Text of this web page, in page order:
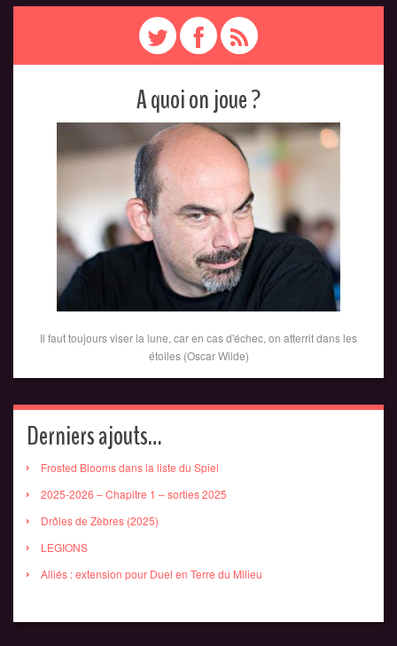
A quoi on joue ?
Il faut toujours viser la lune, car en cas d'échec, on atterrit dans les
étoiles (Oscar Wilde)
Derniers ajouts…
Frosted Blooms dans la liste du Spiel
2025-2026 – Chapitre 1 – sorties 2025
Drôles de Zèbres (2025)
LEGIONS
Alliés : extension pour Duel en Terre du Milieu